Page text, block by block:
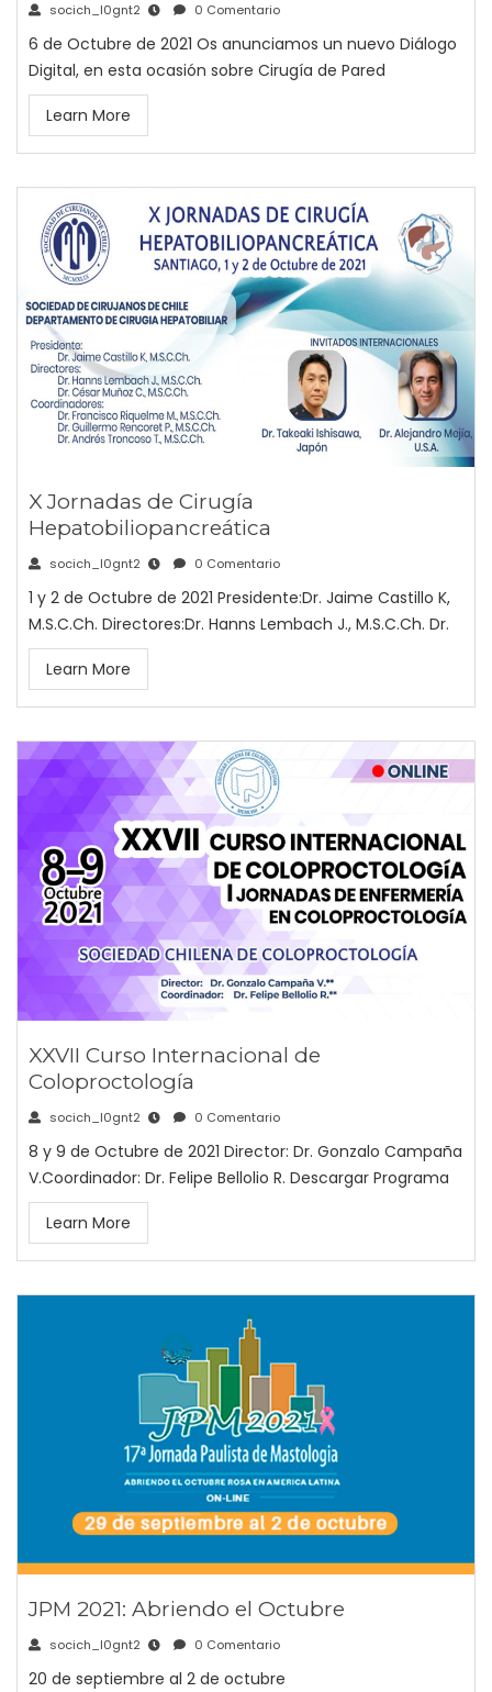
socich_l0gnt2 0 Comentario
6 de Octubre de 2021 Os anunciamos un nuevo Diálogo
Digital, en esta ocasión sobre Cirugía de Pared
Learn More
X Jornadas de Cirugía
Hepatobiliopancreática
socich_l0gnt2 0 Comentario
1 y 2 de Octubre de 2021 Presidente:Dr. Jaime Castillo K,
M.S.C.Ch. Directores:Dr. Hanns Lembach J., M.S.C.Ch. Dr.
Learn More
XXVII Curso Internacional de
Coloproctología
socich_l0gnt2 0 Comentario
8 y 9 de Octubre de 2021 Director: Dr. Gonzalo Campaña
V.Coordinador: Dr. Felipe Bellolio R. Descargar Programa
Learn More
JPM 2021: Abriendo el Octubre
socich_l0gnt2 0 Comentario
20 de septiembre al 2 de octubre